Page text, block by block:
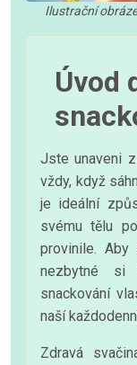
Ilustrační
Úvod
Jste unaveni
vždy, když
je ideální
svému tělu
provinile.
nezbytné si
snackování
naší
Zdravá